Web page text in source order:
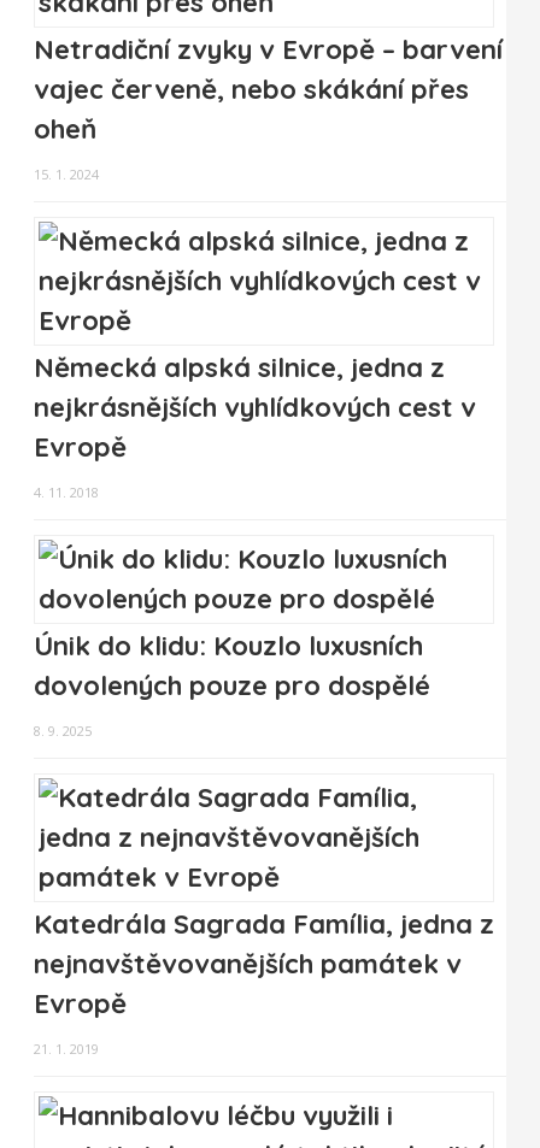
Netradiční zvyky v Evropě – barvení
vajec červeně, nebo skákání přes
oheň
15. 1. 2024
Německá alpská silnice, jedna z
nejkrásnějších vyhlídkových cest v
Evropě
4. 11. 2018
Únik do klidu: Kouzlo luxusních
dovolených pouze pro dospělé
8. 9. 2025
Katedrála Sagrada Família, jedna z
nejnavštěvovanějších památek v
Evropě
21. 1. 2019